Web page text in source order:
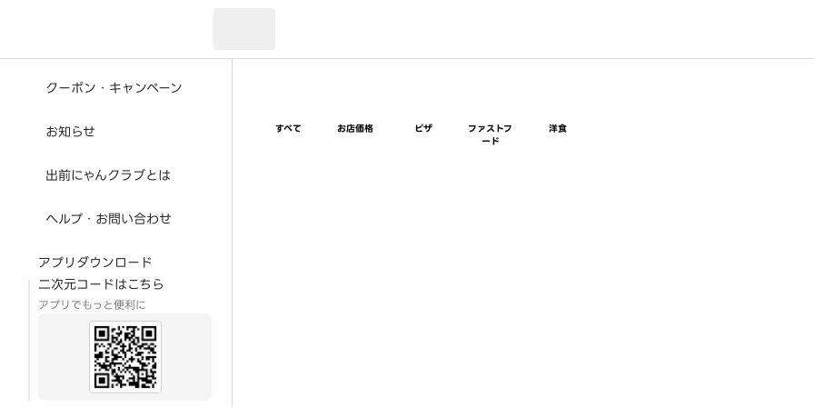
クーポン・キャンペーン
お知らせ
出前にゃんクラブとは
ヘルプ・お問い合わせ
アプリダウンロード
二次元コードはこちら
アプリでもっと便利に
すべて お店価格 ピザ
ファストフ
ード
洋食